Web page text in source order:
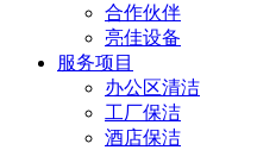
合作伙伴
亮佳设备
服务项目
办公区清洁
工厂保洁
酒店保洁